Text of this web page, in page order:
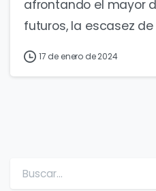
afrontando el mayor
futuros, la escasez
17 de enero de 2024
Buscar: